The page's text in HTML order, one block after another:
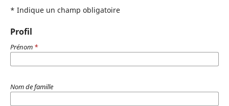
* Indique un champ obligatoire
Profil
Prénom *
Nom de famille